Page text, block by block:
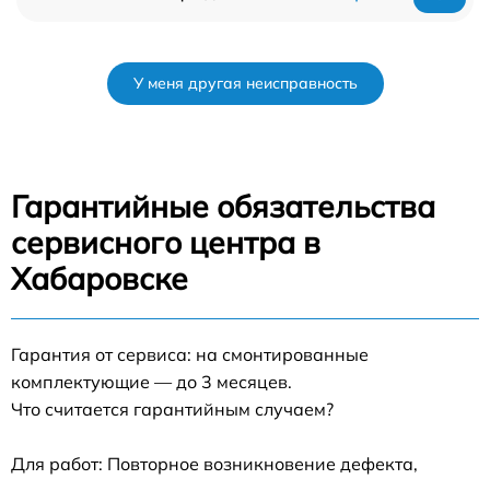
У меня другая неисправность
Гарантийные обязательства
сервисного центра в
Хабаровске
Гарантия от сервиса: на смонтированные
комплектующие — до 3 месяцев.
Что считается гарантийным случаем?
Для работ: Повторное возникновение дефекта,